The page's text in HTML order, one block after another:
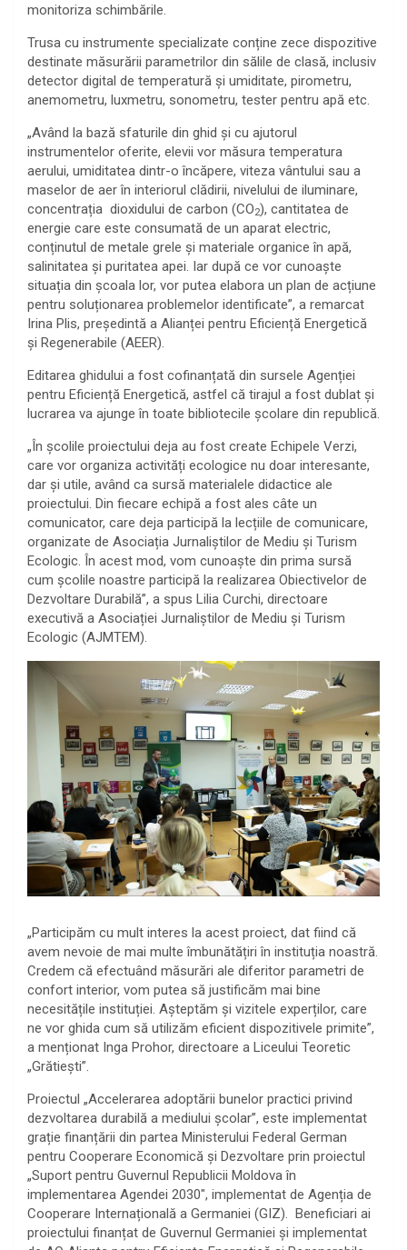
monitoriza schimbările.
Trusa cu instrumente specializate conține zece dispozitive
destinate măsurării parametrilor din sălile de clasă, inclusiv
detector digital de temperatură și umiditate, pirometru,
anemometru, luxmetru, sonometru, tester pentru apă etc.
„Având la bază sfaturile din ghid și cu ajutorul
instrumentelor oferite, elevii vor măsura temperatura
aerului, umiditatea dintr-o încăpere, viteza vântului sau a
maselor de aer în interiorul clădirii, nivelului de iluminare,
concentrația dioxidului de carbon (CO2), cantitatea de
energie care este consumată de un aparat electric,
conținutul de metale grele și materiale organice în apă,
salinitatea și puritatea apei. Iar după ce vor cunoaște
situația din școala lor, vor putea elabora un plan de acțiune
pentru soluționarea problemelor identificate”, a remarcat
Irina Plis, președintă a Alianței pentru Eficiență Energetică
și Regenerabile (AEER).
Editarea ghidului a fost cofinanțată din sursele Agenției
pentru Eficiență Energetică, astfel că tirajul a fost dublat și
lucrarea va ajunge în toate bibliotecile școlare din republică.
„În școlile proiectului deja au fost create Echipele Verzi,
care vor organiza activități ecologice nu doar interesante,
dar și utile, având ca sursă materialele didactice ale
proiectului. Din fiecare echipă a fost ales câte un
comunicator, care deja participă la lecțiile de comunicare,
organizate de Asociația Jurnaliștilor de Mediu și Turism
Ecologic. În acest mod, vom cunoaște din prima sursă
cum școlile noastre participă la realizarea Obiectivelor de
Dezvoltare Durabilă”, a spus Lilia Curchi, directoare
executivă a Asociației Jurnaliștilor de Mediu și Turism
Ecologic (AJMTEM).
„Participăm cu mult interes la acest proiect, dat fiind că
avem nevoie de mai multe îmbunătățiri în instituția noastră.
Credem că efectuând măsurări ale diferitor parametri de
confort interior, vom putea să justificăm mai bine
necesitățile instituției. Așteptăm și vizitele experților, care
ne vor ghida cum să utilizăm eficient dispozitivele primite”,
a menționat Inga Prohor, directoare a Liceului Teoretic
„Grătiești”.
Proiectul „Accelerarea adoptării bunelor practici privind
dezvoltarea durabilă a mediului școlar”, este implementat
grație finanțării din partea Ministerului Federal German
pentru Cooperare Economică și Dezvoltare prin proiectul
„Suport pentru Guvernul Republicii Moldova în
implementarea Agendei 2030″, implementat de Agenția de
Cooperare Internațională a Germaniei (GIZ). Beneficiari ai
proiectului finanțat de Guvernul Germaniei și implementat